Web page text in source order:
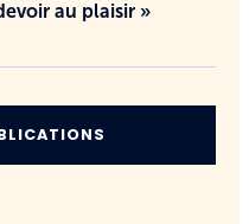
au plaisir »